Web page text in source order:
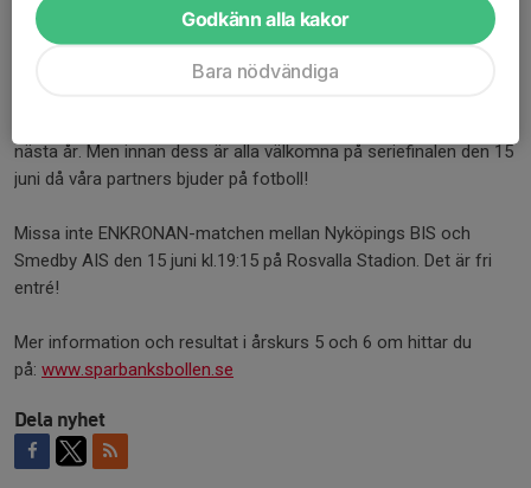
Nyköpings BIS vill även tacka alla hejande supportrar som var på
plats, ni syns och ni hörs. Det tycker vi är kul.
nästa år. Men innan dess är alla välkomna på seriefinalen den 15
juni då våra partners bjuder på fotboll!
Missa inte ENKRONAN-matchen mellan Nyköpings BIS och
Smedby AIS den 15 juni kl.19:15 på Rosvalla Stadion. Det är fri
entré!
Mer information och resultat i årskurs 5 och 6 om hittar du
på: www.sparbanksbollen.se
Dela nyhet
Godkänn alla kakor
Bara nödvändiga